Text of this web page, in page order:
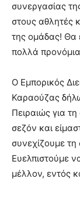
συνεργασίας
στους αθλητές
της ομάδας! Θα
πολλά προνόμια
Ο Εμπορικός
Καραούζας
Πειραιώς για
σεζόν και
συνεχίζουμε
Ευελπιστούμε
μέλλον, εντός